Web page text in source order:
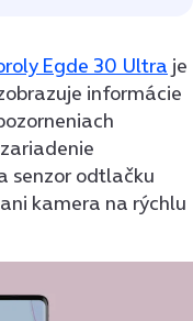
Egde 30 Ultra je
informácie
senzor odtlačku
kamera na rýchlu